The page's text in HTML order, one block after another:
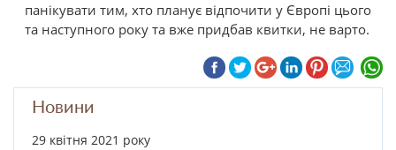
Новини
29 квітня 2021 року
панікувати тим, хто планує відпочити у Європі цього
та наступного року та вже придбав квитки, не варто.